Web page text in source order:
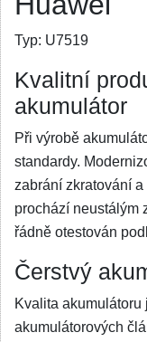
Typ: U7519
Kvalitní
akumulátor
Při výrobě
standardy.
zabrání zkratování
prochází neustálým
řádně otestován
Čerstvý
Kvalita akumulátoru
akumulátorových